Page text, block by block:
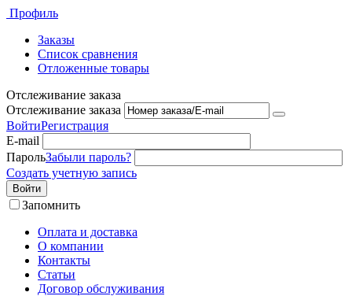
Профиль
Заказы
Список сравнения
Отложенные товары
Отслеживание заказа
Отслеживание заказа
ВойтиРегистрация
E-mail
ПарольЗабыли пароль?
Создать учетную запись
Войти
Запомнить
Оплата и доставка
О компании
Контакты
Статьи
Договор обслуживания